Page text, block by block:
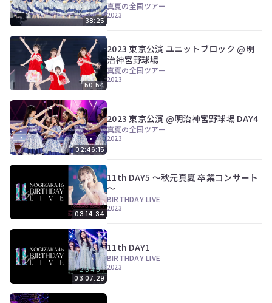
38:25
真夏の全国ツアー
2023
50:54
2023 東京公演 ユニットブロック @明
治神宮野球場
真夏の全国ツアー
2023
02:46:15
2023 東京公演 @明治神宮野球場 DAY4
真夏の全国ツアー
2023
03:14:34
11th DAY5 ～秋元真夏 卒業コンサート
～
BIRTHDAY LIVE
2023
03:07:29
11th DAY1
BIRTHDAY LIVE
2023